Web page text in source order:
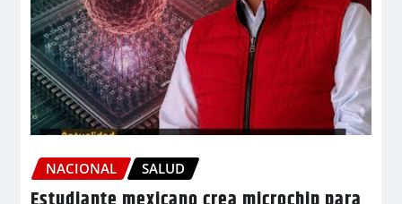
NACIONAL SALUD